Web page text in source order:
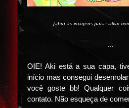
[abra as imagens para salvar
...
OIE! Aki está a sua capa,
início mas consegui
você goste bb! Qualquer
contato. Não esqueça de